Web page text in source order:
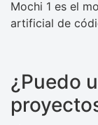
Mochi 1 es el
artificial de
¿Puedo